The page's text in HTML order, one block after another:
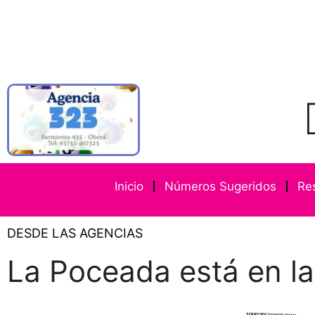
Inicio Números Sugeridos
DESDE LAS AGENCIAS
La Poceada está en